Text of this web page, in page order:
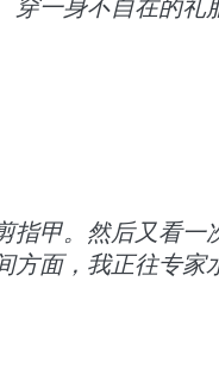
穿一身不自在的礼
指甲。然后又看一
面，我正往专家